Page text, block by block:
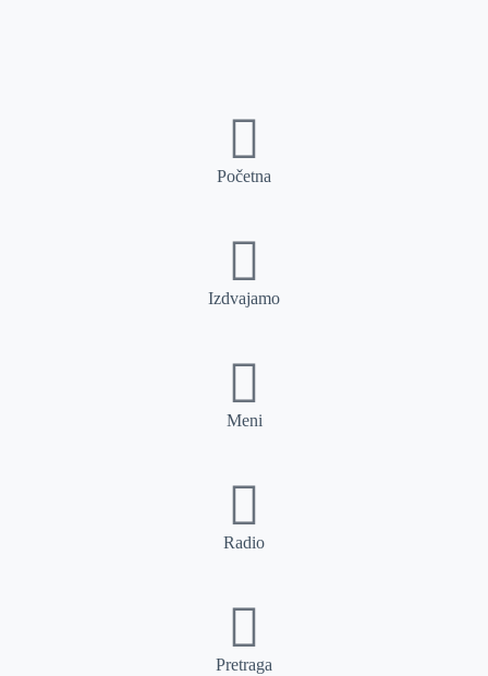
Početna
Izdvajamo
Meni
Radio
Pretraga